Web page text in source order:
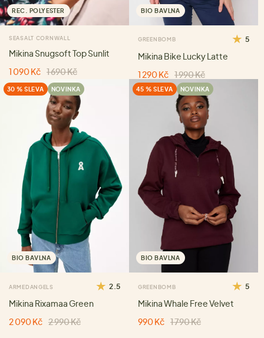
REC. POLYESTER
SEASALT CORNWALL
Mikina Snugsoft Top Sunlit
1 090 Kč 1 690 Kč
BIO BAVLNA
GREENBOMB 5
Mikina Bike Lucky Latte
1 290 Kč 1 990 Kč
30 % SLEVA NOVINKA
BIO BAVLNA
ARMEDANGELS 2.5
Mikina Rixamaa Green
2 090 Kč 2 990 Kč
45 % SLEVA NOVINKA
BIO BAVLNA
GREENBOMB 5
Mikina Whale Free Velvet
990 Kč 1 790 Kč